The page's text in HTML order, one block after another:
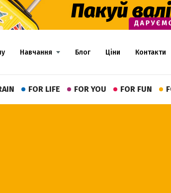
Навчання Блог Ціни Контакти
FOR LIFE FOR YOU FOR FUN